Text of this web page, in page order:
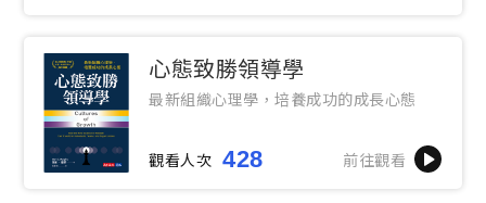
心態致勝領導學
最新組織心理學，培養成功的成長心態
觀看人次 428 前往觀看